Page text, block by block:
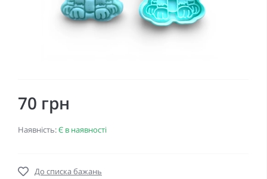
70 грн
Наявність:Є в наявності
До списка бажань